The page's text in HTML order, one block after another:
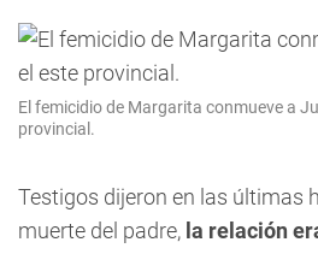
El femicidio de Margarita conmueve a
provincial.
Testigos dijeron en las últimas
muerte del padre, la relación